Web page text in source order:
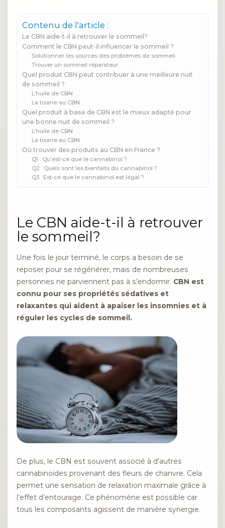
Contenu de l'article :
Le CBN aide-t-il à retrouver le sommeil?
Comment le CBN peut-il influencer le sommeil ?
Solutionner les sources des problèmes de sommeil
Trouver un sommeil réparateur
Quel produit CBN peut contribuer à une meilleure nuit
de sommeil ?
L’huile de CBN
La tisane au CBN
Quel produit à base de CBN est le mieux adapté pour
une bonne nuit de sommeil ?
L’huile de CBN
La tisane au CBN
Où trouver des produits au CBN en France ?
Q1 : Qu’est-ce que le cannabinol ?
Q2 : Quels sont les bienfaits du cannabinol ?
Q3 : Est-ce que le cannabinol est légal ?
Le CBN aide-t-il à retrouver
le sommeil?
Une fois le jour terminé, le corps a besoin de se
reposer pour se régénérer, mais de nombreuses
personnes ne parviennent pas à s’endormir. CBN est
connu pour ses propriétés sédatives et
relaxantes qui aident à apaiser les insomnies et à
réguler les cycles de sommeil.
De plus, le CBN est souvent associé à d’autres
cannabinoïdes provenant des fleurs de chanvre. Cela
permet une sensation de relaxation maximale grâce à
l’effet d’entourage. Ce phénomène est possible car
tous les composants agissent de manière synergie.